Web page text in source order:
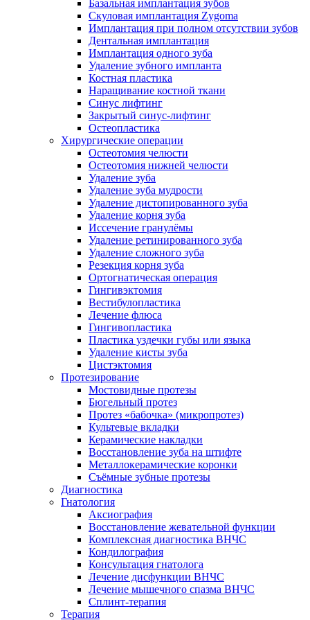
Базальная имплантация зубов
Скуловая имплантация Zygoma
Имплантация при полном отсутствии зубов
Дентальная имплантация
Имплантация одного зуба
Удаление зубного импланта
Костная пластика
Наращивание костной ткани
Синус лифтинг
Закрытый синус-лифтинг
Остеопластика
Хирургические операции
Остеотомия челюсти
Остеотомия нижней челюсти
Удаление зуба
Удаление зуба мудрости
Удаление дистопированного зуба
Удаление корня зуба
Иссечение гранулёмы
Удаление ретинированного зуба
Удаление сложного зуба
Резекция корня зуба
Ортогнатическая операция
Гингивэктомия
Вестибулопластика
Лечение флюса
Гингивопластика
Пластика уздечки губы или языка
Удаление кисты зуба
Цистэктомия
Протезирование
Мостовидные протезы
Бюгельный протез
Протез «бабочка» (микропротез)
Культевые вкладки
Керамические накладки
Восстановление зуба на штифте
Металлокерамические коронки
Съёмные зубные протезы
Диагностика
Гнатология
Аксиография
Восстановление жевательной функции
Комплексная диагностика ВНЧС
Кондилография
Консультация гнатолога
Лечение дисфункции ВНЧС
Лечение мышечного спазма ВНЧС
Сплинт-терапия
Терапия